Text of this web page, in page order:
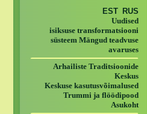
EST RUS
Uudised
isiksuse transformatsiooni
süsteem Mängud teadvuse
avaruses
Arhailiste Traditsioonide
Keskus
Keskuse kasutusvõimalused
Trummi ja flöödipood
Asukoht